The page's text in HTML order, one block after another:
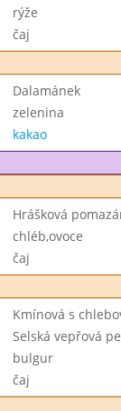
rýže
čaj
Dalamánek
zelenina
kakao
Hrášková
chléb,ovoce
čaj
Kmínová s
Selská vepřová
bulgur
čaj